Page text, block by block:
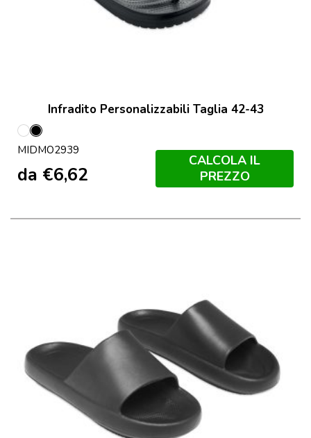
Infradito Personalizzabili Taglia 42-43
Bianco
Nero
MIDMO2939
da €6,62
CALCOLA IL
PREZZO